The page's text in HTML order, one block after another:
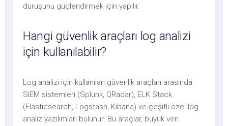
duruşunu güçlendirmek için yapılır.
Hangi güvenlik araçları log analizi
için kullanılabilir?
Log analizi için kullanılan güvenlik araçları arasında
SIEM sistemleri (Splunk, QRadar), ELK Stack
(Elasticsearch, Logstash, Kibana) ve çeşitli özel log
analiz yazılımları bulunur. Bu araçlar, büyük veri